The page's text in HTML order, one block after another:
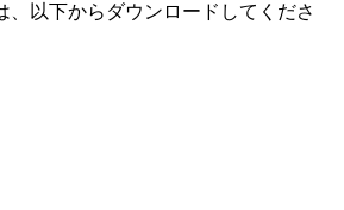
、以下からダウンロードしてくださ